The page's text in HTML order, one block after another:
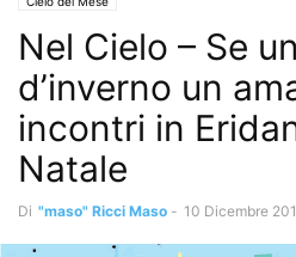
Nel Cielo – Se
d’inverno un
incontri in
Natale
Di "maso" Ricci Maso - 10 Dicembre